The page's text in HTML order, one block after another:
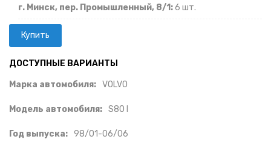
г. Минск, пер. Промышленный, 8/1:6 шт.
ДОСТУПНЫЕ ВАРИАНТЫ
Марка автомобиля: VOLVO
Модель автомобиля: S80 I
Год выпуска: 98/01-06/06